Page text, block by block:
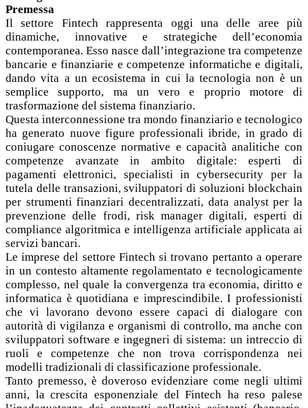
Premessa
Il settore Fintech rappresenta oggi una delle aree più
dinamiche, innovative e strategiche dell’economia
contemporanea. Esso nasce dall’integrazione tra competenze
bancarie e finanziarie e competenze informatiche e digitali,
dando vita a un ecosistema in cui la tecnologia non è un
semplice supporto, ma un vero e proprio motore di
trasformazione del sistema finanziario.
Questa interconnessione tra mondo finanziario e tecnologico
ha generato nuove figure professionali ibride, in grado di
coniugare conoscenze normative e capacità analitiche con
competenze avanzate in ambito digitale: esperti di
pagamenti elettronici, specialisti in cybersecurity per la
tutela delle transazioni, sviluppatori di soluzioni blockchain
per strumenti finanziari decentralizzati, data analyst per la
prevenzione delle frodi, risk manager digitali, esperti di
compliance algoritmica e intelligenza artificiale applicata ai
servizi bancari.
Le imprese del settore Fintech si trovano pertanto a operare
in un contesto altamente regolamentato e tecnologicamente
complesso, nel quale la convergenza tra economia, diritto e
informatica è quotidiana e imprescindibile. I professionisti
che vi lavorano devono essere capaci di dialogare con
autorità di vigilanza e organismi di controllo, ma anche con
sviluppatori software e ingegneri di sistema: un intreccio di
ruoli e competenze che non trova corrispondenza nei
modelli tradizionali di classificazione professionale.
Tanto premesso, è doveroso evidenziare come negli ultimi
anni, la crescita esponenziale del Fintech ha reso palese